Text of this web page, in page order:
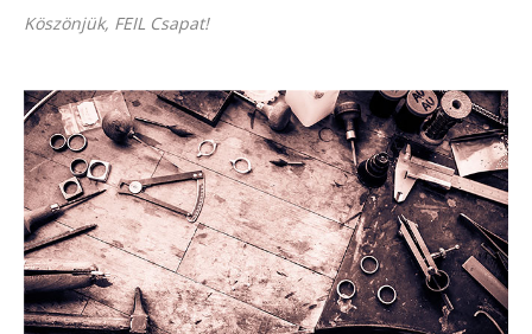
Köszönjük, FEIL Csapat!